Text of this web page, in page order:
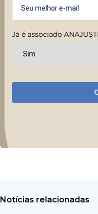
Já é associado
Notícias relacionadas